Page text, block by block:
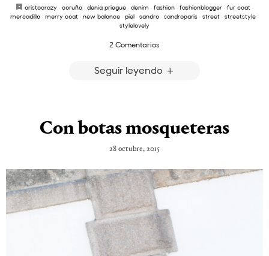
aristocrazy · coruña · denia priegue · denim · fashion · fashionblogger · fur coat ·
mercadillo · merry coat · new balance · piel · sandro · sandroparis · street · streetstyle ·
stylelovely
2 Comentarios
Seguir leyendo
Con botas mosqueteras
28 octubre, 2015